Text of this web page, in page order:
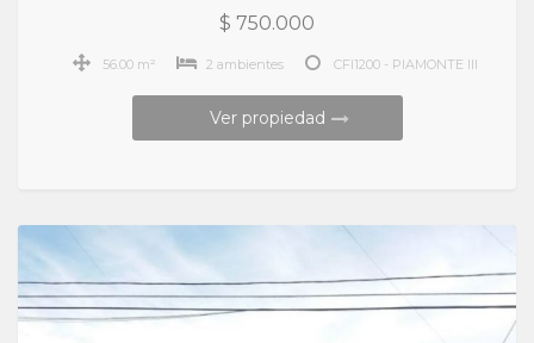
$ 750.000
56.00 m² 2 ambientes CFI1200 - PIAMONTE III
Ver propiedad